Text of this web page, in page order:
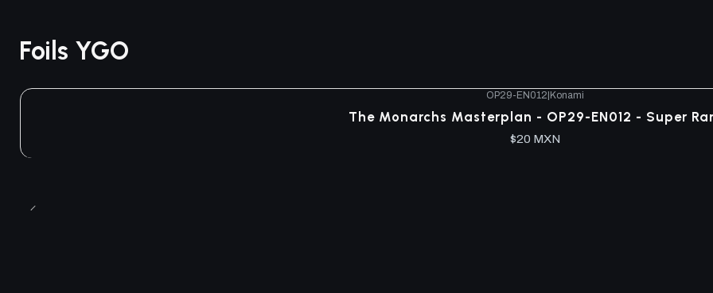
Foils YGO
OP29-EN012 Konami
The Monarchs Masterplan - OP29-EN012 - Super
$20 MXN